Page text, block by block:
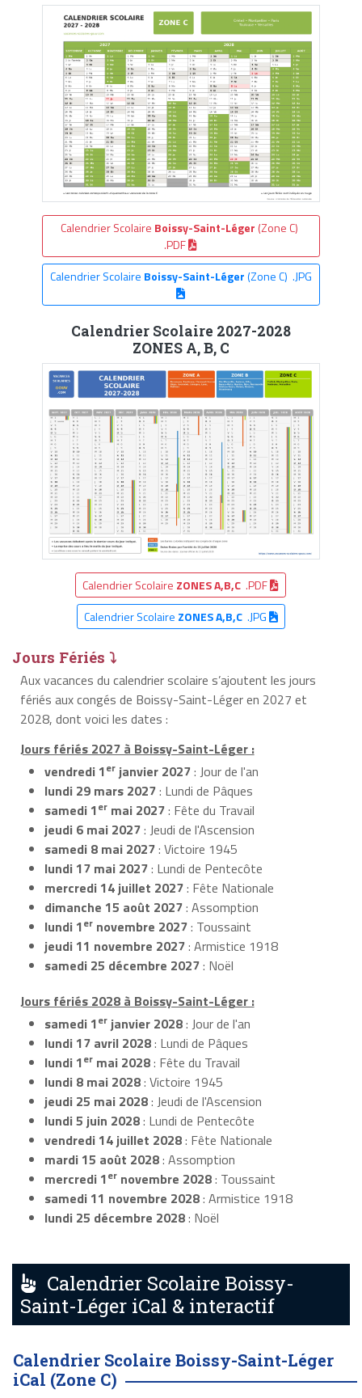
Calendrier Scolaire Boissy-Saint-Léger (Zone C)
.PDF
Calendrier Scolaire Boissy-Saint-Léger(Zone C) .JPG
Calendrier Scolaire 2027-2028
ZONES A, B, C
Calendrier Scolaire ZONES A,B,C .PDF
Calendrier Scolaire ZONES A,B,C.JPG
Jours Fériés ⤵
Aux vacances du calendrier scolaire s’ajoutent les jours
fériés aux congés de Boissy-Saint-Léger en 2027 et
2028, dont voici les dates :
Jours fériés 2027 à Boissy-Saint-Léger :
vendredi 1er janvier 2027: Jour de l'an
lundi 29 mars 2027: Lundi de Pâques
samedi 1er mai 2027: Fête du Travail
jeudi 6 mai 2027: Jeudi de l'Ascension
samedi 8 mai 2027: Victoire 1945
lundi 17 mai 2027: Lundi de Pentecôte
mercredi 14 juillet 2027: Fête Nationale
dimanche 15 août 2027: Assomption
lundi 1er novembre 2027: Toussaint
jeudi 11 novembre 2027: Armistice 1918
samedi 25 décembre 2027: Noël
Jours fériés 2028 à Boissy-Saint-Léger :
samedi 1er janvier 2028: Jour de l'an
lundi 17 avril 2028: Lundi de Pâques
lundi 1er mai 2028: Fête du Travail
lundi 8 mai 2028: Victoire 1945
jeudi 25 mai 2028: Jeudi de l'Ascension
lundi 5 juin 2028: Lundi de Pentecôte
vendredi 14 juillet 2028: Fête Nationale
mardi 15 août 2028: Assomption
mercredi 1er novembre 2028: Toussaint
samedi 11 novembre 2028: Armistice 1918
lundi 25 décembre 2028: Noël
Calendrier Scolaire Boissy-
Saint-Léger iCal & interactif
Calendrier Scolaire Boissy-Saint-Léger
iCal (Zone C)